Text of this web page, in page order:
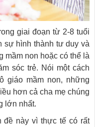
giai đoạn từ 2-8 tuổi
sự hình thành tư duy và
mầm non hoặc có thể là
sóc trẻ. Nói một cách
giáo mầm non, những
hơn cả cha mẹ chúng
lớn nhất.
đề này vì thực tế có rất